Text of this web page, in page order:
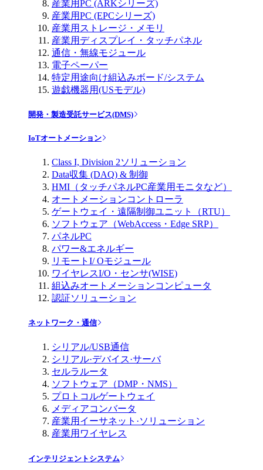
産業用PC (ARKシリーズ)
産業用PC (EPCシリーズ)
産業用ストレージ・メモリ
産業用ディスプレイ・タッチパネル
通信・無線モジュール
電子ペーパー
特定用途向け組込みボード/システム
遊戯機器用(USモデル)
開発・製造受託サービス(DMS)
IoTオートメーション
Class I, Division 2ソリューション
Data収集 (DAQ) & 制御
HMI（タッチパネルPC産業用モニタなど）
オートメーションコントローラ
ゲートウェイ・遠隔制御ユニット（RTU）
ソフトウェア（WebAccess・Edge SRP）
パネルPC
パワー&エネルギー
リモートI/ Oモジュール
ワイヤレスI/O・センサ(WISE)
組込みオートメーションコンピュータ
認証ソリューション
ネットワーク・通信
シリアル/USB通信
シリアル·デバイス·サーバ
セルラルータ
ソフトウェア（DMP・NMS）
プロトコルゲートウェイ
メディアコンバータ
産業用イーサネット·ソリューション
産業用ワイヤレス
インテリジェントシステム